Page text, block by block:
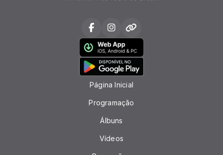
Página Inicial
Programação
Álbuns
Vídeos